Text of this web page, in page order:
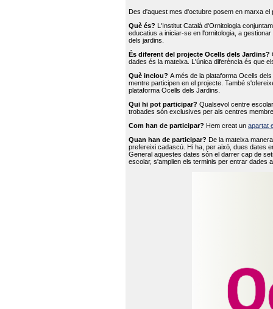
Des d'aquest mes d'octubre posem en marxa
Què és? L'Institut Català d'Ornitologia
educatius a iniciar-se en l'ornitologia, a
dels jardins.
És diferent del projecte Ocells dels Jardins?
dades és la mateixa. L'única diferència és que
Què inclou? A més de la plataforma Ocells
mentre participen en el projecte. També
plataforma Ocells dels Jardins.
Qui hi pot participar? Qualsevol centre
trobades són exclusives per als centres
Com han de participar? Hem creat un apartat
Quan han de participar? De la mateixa
prefereixi cadascú. Hi ha, per això, dues dates
General aquestes dates són el darrer cap de
escolar, s'amplien els terminis per entrar dades